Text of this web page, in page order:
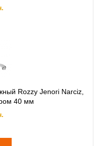
Rozzy Jenori Narciz,
40 мм